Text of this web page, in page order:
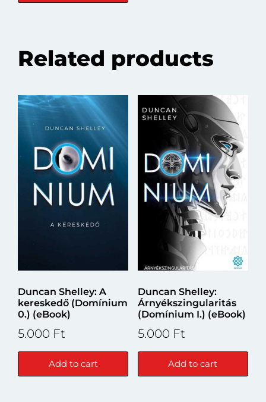
Related products
Duncan Shelley: A
kereskedő (Domínium
0.) (eBook)
5.000 Ft
Add to cart
Duncan Shelley:
Árnyékszingularitás
(Domínium I.) (eBook)
5.000 Ft
Add to cart